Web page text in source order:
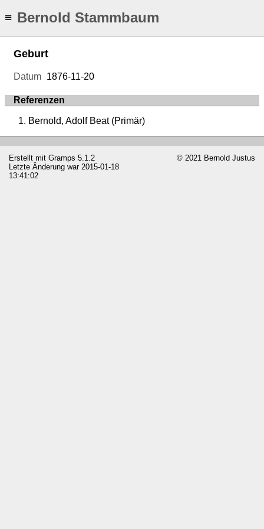
≡ Bernold Stammbaum
Geburt
Datum 1876-11-20
Referenzen
Bernold, Adolf Beat (Primär)
Erstellt mit Gramps 5.1.2
Letzte Änderung war 2015-01-18
13:41:02
© 2021 Bernold Justus